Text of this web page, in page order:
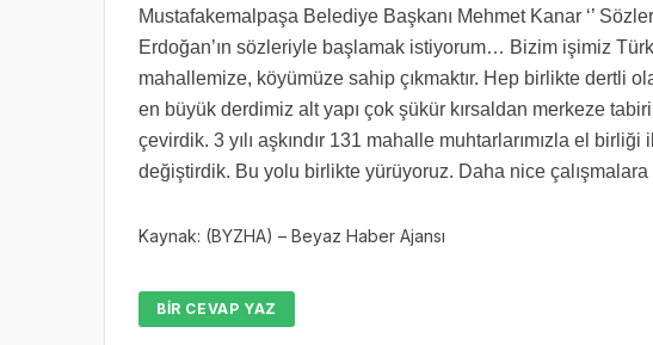
Mustafakemalpaşa Belediye Başkanı Mehmet Kanar ‘’
Erdoğan’ın sözleriyle başlamak istiyorum… Bizim işimiz
mahallemize, köyümüze sahip çıkmaktır. Hep birlikte dertli
en büyük derdimiz alt yapı çok şükür kırsaldan merkeze
çevirdik. 3 yılı aşkındır 131 mahalle muhtarlarımızla el
değiştirdik. Bu yolu birlikte yürüyoruz. Daha nice çalışmalara
Kaynak: (BYZHA) – Beyaz Haber Ajansı
BIR CEVAP YAZ